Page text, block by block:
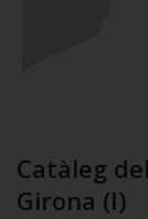
Catàleg
Girona (I)